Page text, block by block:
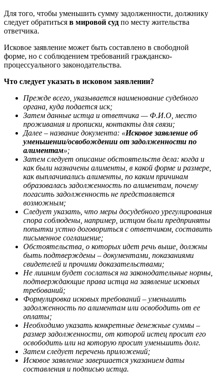
Для того, чтобы уменьшить сумму задолженности, должнику
следует обратиться в мировой суд по месту жительства
ответчика.
Исковое заявление может быть составлено в свободной
форме, но с соблюдением требований гражданско-
процессуального законодательства.
Что следует указать в исковом заявлении?
Прежде всего, указывается наименование судебного
органа, куда подается иск;
Затем данные истца и ответчика — Ф.И.О, место
проживания и прописки, контакты для связи;
Далее – название документа: «Исковое заявление об
уменьшении/освобождении от задолженности по
алиментам»;
Затем следует описание обстоятельств дела: когда и
как были назначены алименты, в какой форме и размере,
как выплачивались алименты, по каким причинам
образовалась задолженность по алиментам, почему
погасить задолженность не представляется
возможным;
Следует указать, что меры досудебного урегулирования
спора соблюдены, например, истцом были предприняты
попытки устно договориться с ответчиком, составить
письменное соглашение;
Обстоятельства, о которых идет речь выше, должны
быть подтверждены – документами, показаниями
свидетелей и прочими доказательствами;
Не лишним будет сослаться на законодательные нормы,
подтверждающие права истца на заявление исковых
требований;
Формулировка исковых требований – уменьшить
задолженность по алиментам или освободить от ее
оплаты;
Необходимо указать конкретные денежные суммы –
размер задолженности, от которой истец просит его
освободить или на которую просит уменьшить долг.
Затем следует перечень приложений;
Исковое заявление завершается указанием даты
составления и подписью истца.